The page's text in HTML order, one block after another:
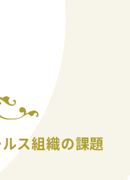
ス組織の課題